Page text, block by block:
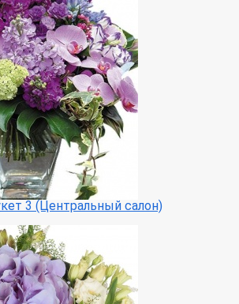
3 (Центральный салон)